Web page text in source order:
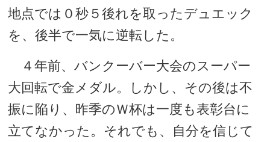
地点では０秒５後れを取ったデュエック
を、後半で一気に逆転した。
４年前、バンクーバー大会のスーパー
大回転で金メダル。しかし、その後は不
振に陥り、昨季のＷ杯は一度も表彰台に
立てなかった。それでも、自分を信じて